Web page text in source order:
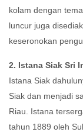
kolam dengan
luncur juga
keseronokan
2. Istana Siak Sri
Istana Siak
Siak dan menjadi
Riau. Istana
tahun 1889 oleh